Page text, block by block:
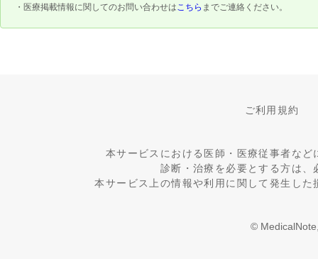
・医療掲載情報に関してのお問い合わせはこちら までご連絡ください。
ご利用規約
本サービスにおける医師・医療従事者な
診断・治療を必要とする方は
本サービス上の情報や利用に関して発生し
©